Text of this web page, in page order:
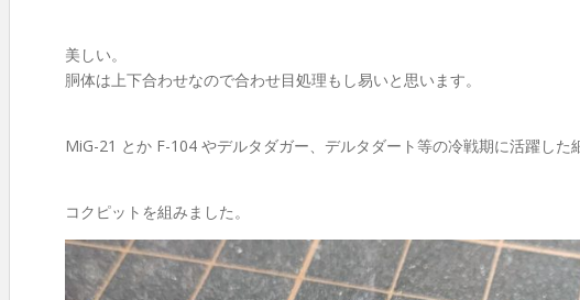
美しい。
胴体は上下合わせなので合わせ目処理もし易いと思います。
MiG-21 とか F-104 やデルタダガー、デルタダート等の冷戦期に活躍した
コクピットを組みました。